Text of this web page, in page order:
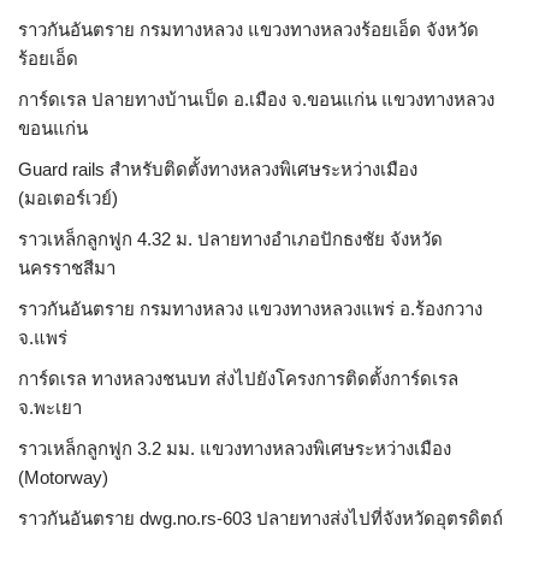
ราวกันอันตราย กรมทางหลวง แขวงทางหลวงร้อยเอ็ด จังหวัด
ร้อยเอ็ด
การ์ดเรล ปลายทางบ้านเป็ด อ.เมือง จ.ขอนแก่น แขวงทางหลวง
ขอนแก่น
Guard rails สำหรับติดตั้งทางหลวงพิเศษระหว่างเมือง
(มอเตอร์เวย์)
ราวเหล็กลูกฟูก 4.32 ม. ปลายทางอำเภอปักธงชัย จังหวัด
นครราชสีมา
ราวกันอันตราย กรมทางหลวง แขวงทางหลวงแพร่ อ.ร้องกวาง
จ.แพร่
การ์ดเรล ทางหลวงชนบท ส่งไปยังโครงการติดตั้งการ์ดเรล
จ.พะเยา
ราวเหล็กลูกฟูก 3.2 มม. แขวงทางหลวงพิเศษระหว่างเมือง
(Motorway)
ราวกันอันตราย dwg.no.rs-603 ปลายทางส่งไปที่จังหวัดอุตรดิตถ์